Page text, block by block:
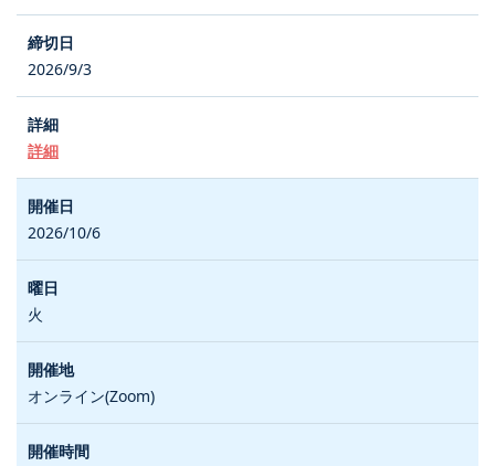
2026/9/3
詳細
2026/10/6
火
オンライン(Zoom)